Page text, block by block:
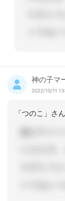
神の子マ
2022/10/11
「つのこ」さ